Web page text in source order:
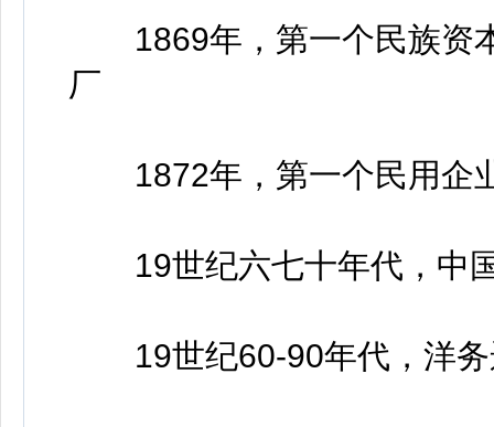
1869年，第一个民族资
厂
1872年，第一个民用企
19世纪六七十年代，中
19世纪60-90年代，洋务